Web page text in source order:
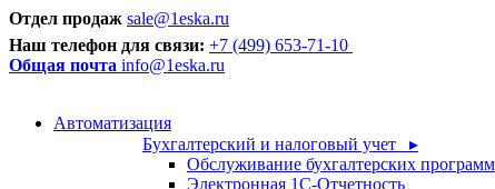
Отдел продаж sale@1eska.ru
Наш телефон для связи: +7 (499) 653-71-10
Общая почта info@1eska.ru
Автоматизация
Бухгалтерский и налоговый учет ▸
Обслуживание бухгалтерских программ
Электронная 1С-Отчетность